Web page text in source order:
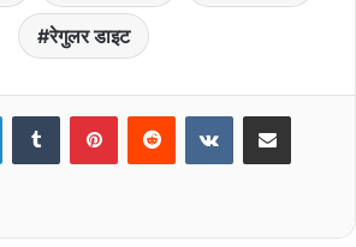
रेगुलर डाइट
LinkedInTumblr PinterestReddit VKontakteShare via Email